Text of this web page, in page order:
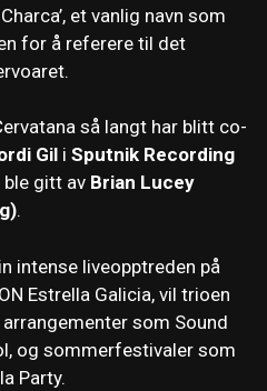
et vanlig navn som
for å referere til det
så langt har blitt co-
Gil i Sputnik Recording
gitt av Brian Lucey
.
intense liveopptreden på
Estrella Galicia, vil trioen
som Sound
og sommerfestivaler som
Party.